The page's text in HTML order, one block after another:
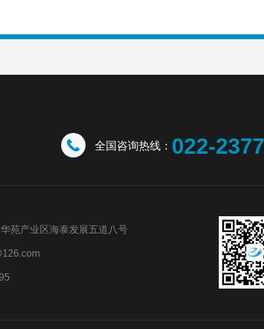
全国咨询热线： 022-
苑产业区海泰发展五道八号